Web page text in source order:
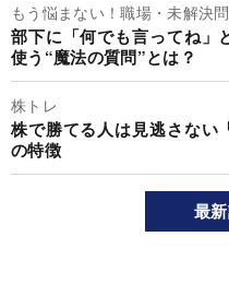
もう悩まない！職場・未解決
部下に「何でも言ってね
使う“魔法の質問”とは？
株トレ
株で勝てる人は見逃さない
の特徴
最